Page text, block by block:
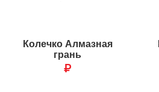
Колечко Алмазная
грань
₽